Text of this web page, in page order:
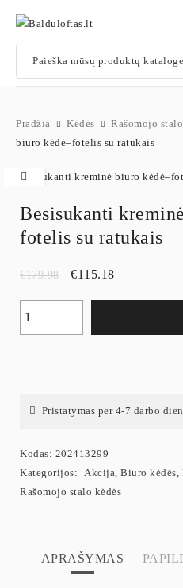
Pradžia Kėdės Rašomojo
biuro kėdė–fotelis su ratukais
Besisukanti
fotelis su ratukais
€179.98 €115.18
Pristatymas per 4-7 darbo
Kodas: 202413299
Kategorijos: Akcija, Biuro kėdės,
Rašomojo stalo kėdės
APRAŠYMAS